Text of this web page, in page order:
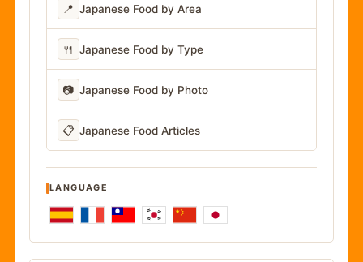
📍 Japanese Food by Area
🍴 Japanese Food by Type
📷 Japanese Food by Photo
📋 Japanese Food Articles
LANGUAGE